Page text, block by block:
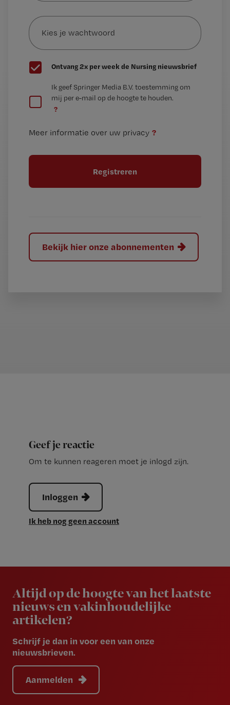
mailadres?
Kies
je
wachtwoord
G
e
t
Ontvang 2x per week de Nursing nieuwsbrief
e
t
l
Ik geef Springer Media B.V. toestemming om
mij per e-mail op de hoogte te houden.
?
Meer informatie over uw privacy ?
Bekijk hier onze abonnementen
Geef je reactie
Om te kunnen reageren moet je inlogd zijn.
Inloggen
Ik heb nog geen account
Altijd op de hoogte van het laatste
nieuws en vakinhoudelijke
artikelen?
Schrijf je dan in voor een van onze
nieuwsbrieven.
Aanmelden